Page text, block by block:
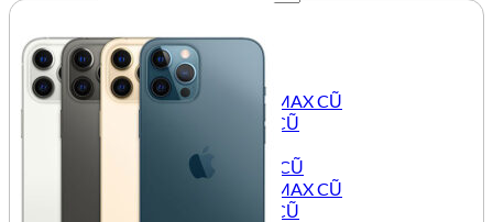
TRANG CHỦ
APPLE CŨ
IPHONE CŨ
IPHONE 12 PRO MAX CŨ
IPHONE 12 PRO CŨ
IPHONE 12 CŨ
IPHONE 12 MINI CŨ
IPHONE 11 PRO MAX CŨ
IPHONE 11 PRO CŨ